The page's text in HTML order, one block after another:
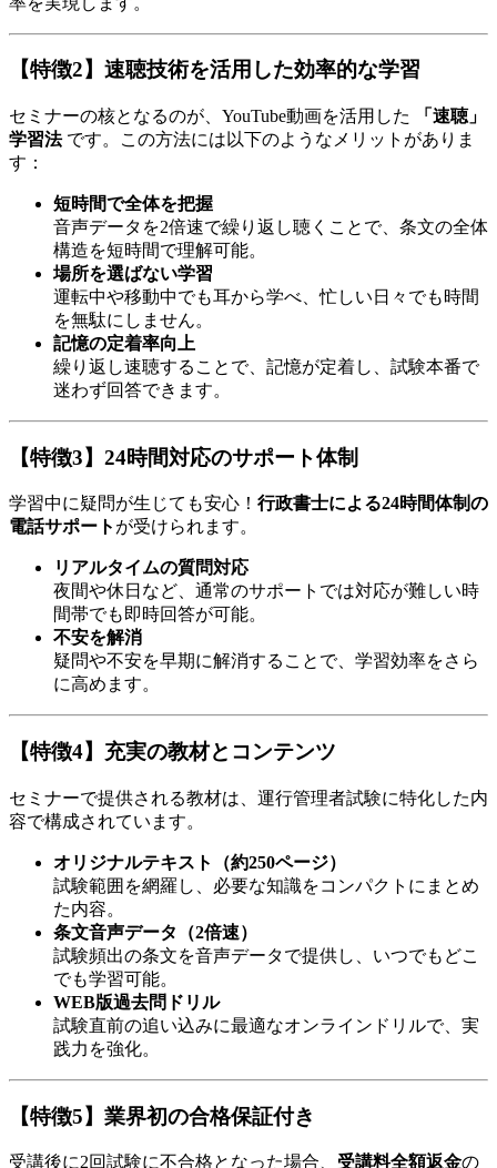
【特徴2】速聴技術を活用した効率的な学習
セミナーの核となるのが、YouTube動画を活用した
「速聴」
学習法です。この方法には以下のようなメリットがありま
す：
短時間で全体を把握
音声データを2倍速で繰り返し聴くことで、条文の全体
構造を短時間で理解可能。
場所を選ばない学習
運転中や移動中でも耳から学べ、忙しい日々でも時間
を無駄にしません。
記憶の定着率向上
繰り返し速聴することで、記憶が定着し、試験本番で
迷わず回答できます。
【特徴3】24時間対応のサポート体制
学習中に疑問が生じても安心！ 行政書士による24時間体制の
電話サポート が受けられます。
リアルタイムの質問対応
夜間や休日など、通常のサポートでは対応が難しい時
間帯でも即時回答が可能。
不安を解消
疑問や不安を早期に解消することで、学習効率をさら
に高めます。
【特徴4】充実の教材とコンテンツ
セミナーで提供される教材は、運行管理者試験に特化した内
容で構成されています。
オリジナルテキスト（約250ページ）
試験範囲を網羅し、必要な知識をコンパクトにまとめ
た内容。
条文音声データ（2倍速）
試験頻出の条文を音声データで提供し、いつでもどこ
でも学習可能。
WEB版過去問ドリル
試験直前の追い込みに最適なオンラインドリルで、実
践力を強化。
【特徴5】業界初の合格保証付き
受講後に2回試験に不合格となった場合、 受講料全額返金の